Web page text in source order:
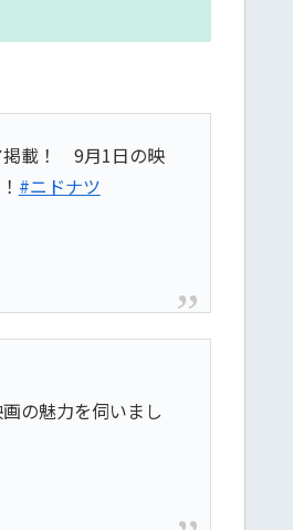
掲載！ 9月1日の映
#ニドナツ
の魅力を伺いまし